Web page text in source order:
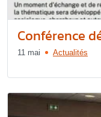
Conférence
11 mai Actualités